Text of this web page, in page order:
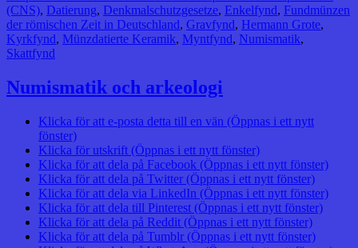
(CNS), Datierung, Denkmalschutzgesetze, Enkelfynd, Fundmünzen
der römischen Zeit in Deutschland, Gravfynd, Hermann Grote,
Kyrkfynd, Münzdatierte Keramik, Myntfynd, Numismatik,
Skattfynd
Numismatik och arkeologi
Klicka för att e-posta detta till en vän (Öppnas i ett nytt
fönster)
Klicka för utskrift (Öppnas i ett nytt fönster)
Klicka för att dela på Facebook (Öppnas i ett nytt fönster)
Klicka för att dela på Twitter (Öppnas i ett nytt fönster)
Klicka för att dela via LinkedIn (Öppnas i ett nytt fönster)
Klicka för att dela till Pinterest (Öppnas i ett nytt fönster)
Klicka för att dela på Reddit (Öppnas i ett nytt fönster)
Klicka för att dela på Tumblr (Öppnas i ett nytt fönster)